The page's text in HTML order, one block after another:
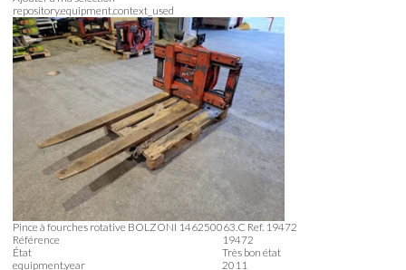
repository.equipment.context_used
Pince à fourches rotative BOLZONI 146250063.C Ref. 19472
Référence
19472
État
Très bon état
equipment.year
2011